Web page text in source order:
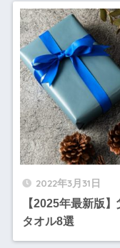
2022年3月31日
【2025年最新版
タオル8選